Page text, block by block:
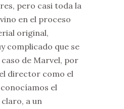
pero casi toda la
en el proceso
original,
complicado que se
caso de Marvel, por
director como el
el
a un